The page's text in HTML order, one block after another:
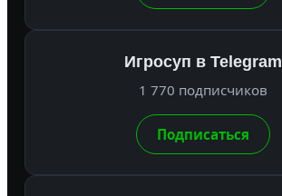
Игросуп в Telegram
1 770 подписчиков
Подписаться